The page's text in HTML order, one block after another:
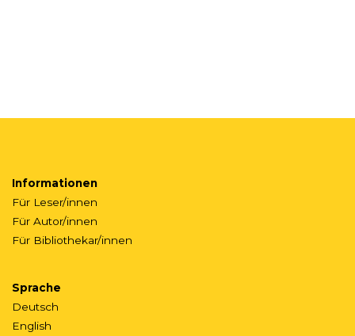
Informationen
Für Leser/innen
Für Autor/innen
Für Bibliothekar/innen
Sprache
Deutsch
English